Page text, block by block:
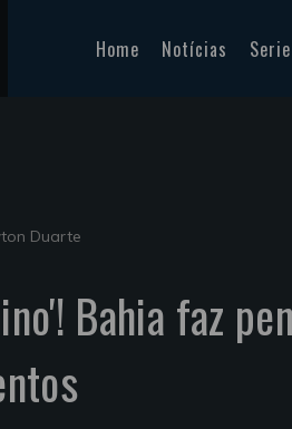
Home Notícias
Duarte
Bahia faz